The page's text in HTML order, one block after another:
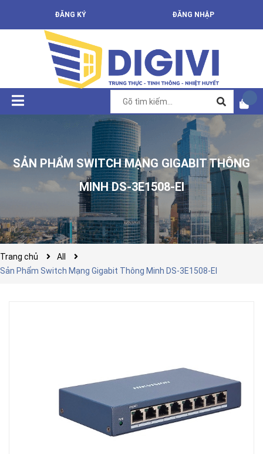
ĐĂNG KÝ ĐĂNG NHẬP
SẢN PHẨM SWITCH MẠNG GIGABIT THÔNG
MINH DS-3E1508-EI
Trang chủ
All
Sản Phẩm Switch Mạng Gigabit Thông Minh DS-3E1508-EI